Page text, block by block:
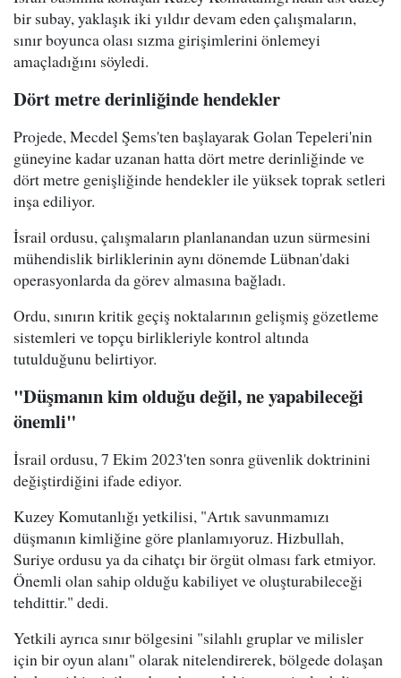
bir subay, yaklaşık iki yıldır devam eden çalışmaların,
sınır boyunca olası sızma girişimlerini önlemeyi
amaçladığını söyledi.
Dört metre derinliğinde hendekler
Projede, Mecdel Şems'ten başlayarak Golan Tepeleri'nin
güneyine kadar uzanan hatta dört metre derinliğinde ve
dört metre genişliğinde hendekler ile yüksek toprak setleri
inşa ediliyor.
İsrail ordusu, çalışmaların planlanandan uzun sürmesini
mühendislik birliklerinin aynı dönemde Lübnan'daki
operasyonlarda da görev almasına bağladı.
Ordu, sınırın kritik geçiş noktalarının gelişmiş gözetleme
sistemleri ve topçu birlikleriyle kontrol altında
tutulduğunu belirtiyor.
"Düşmanın kim olduğu değil, ne yapabileceği
önemli"
İsrail ordusu, 7 Ekim 2023'ten sonra güvenlik doktrinini
değiştirdiğini ifade ediyor.
Kuzey Komutanlığı yetkilisi, "Artık savunmamızı
düşmanın kimliğine göre planlamıyoruz. Hizbullah,
Suriye ordusu ya da cihatçı bir örgüt olması fark etmiyor.
Önemli olan sahip olduğu kabiliyet ve oluşturabileceği
tehdittir." dedi.
Yetkili ayrıca sınır bölgesini "silahlı gruplar ve milisler
için bir oyun alanı" olarak nitelendirerek, bölgede dolaşan